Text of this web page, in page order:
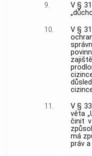
9.
V §
10.
V §
11.
V §
věta
činit
má
práv